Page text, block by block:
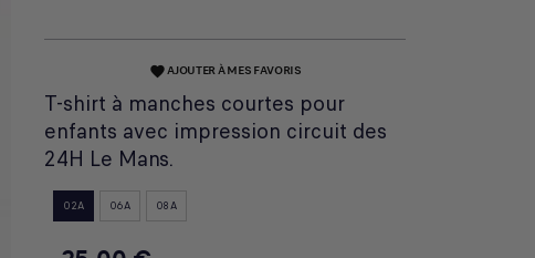
favoriteAJOUTER À MES FAVORIS
T-shirt à manches courtes pour
enfants avec impression circuit des
24H Le Mans.
02A 06A 08A